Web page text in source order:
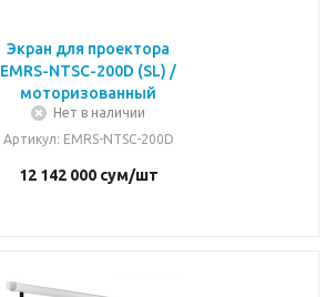
Экран для проектора
EMRS-NTSC-200D (SL) /
моторизованный
Нет в наличии
Артикул: EMRS-NTSC-200D
12 142 000сум/шт